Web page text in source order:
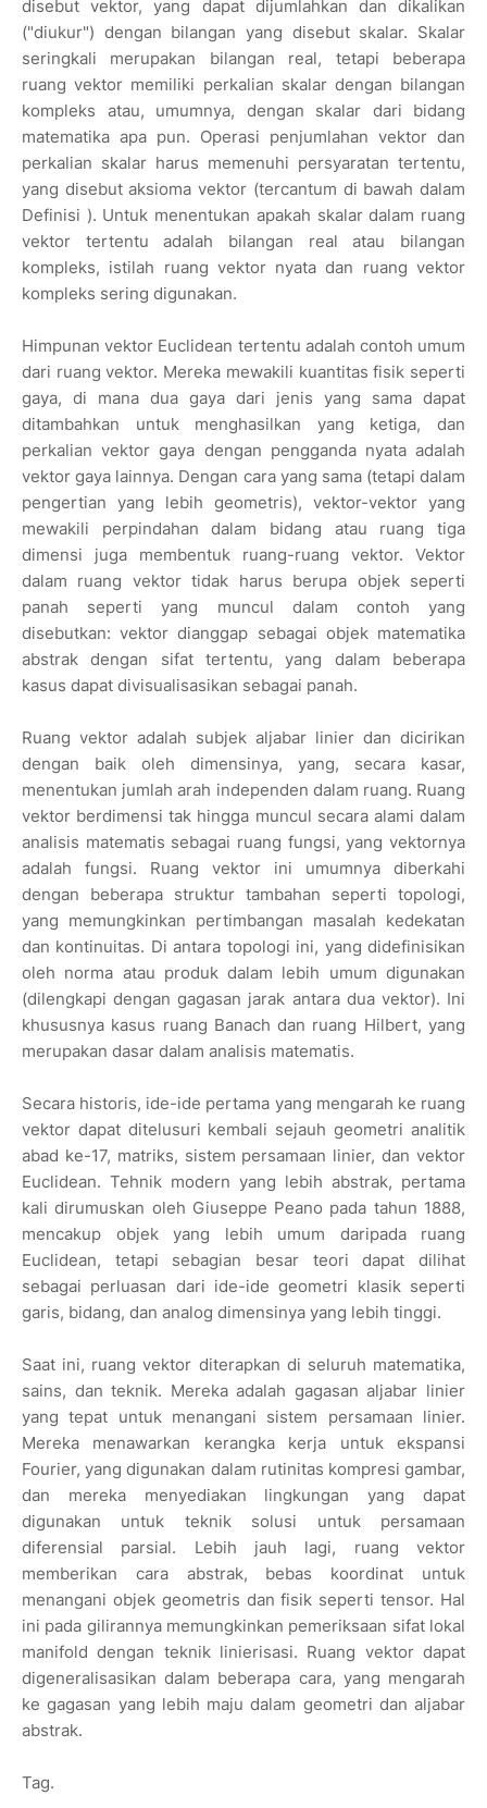
disebut vektor, yang dapat dijumlahkan dan dikalikan
("diukur") dengan bilangan yang disebut skalar. Skalar
seringkali merupakan bilangan real, tetapi beberapa
ruang vektor memiliki perkalian skalar dengan bilangan
kompleks atau, umumnya, dengan skalar dari bidang
matematika apa pun. Operasi penjumlahan vektor dan
perkalian skalar harus memenuhi persyaratan tertentu,
yang disebut aksioma vektor (tercantum di bawah dalam
Definisi ). Untuk menentukan apakah skalar dalam ruang
vektor tertentu adalah bilangan real atau bilangan
kompleks, istilah ruang vektor nyata dan ruang vektor
kompleks sering digunakan.
Himpunan vektor Euclidean tertentu adalah contoh umum
dari ruang vektor. Mereka mewakili kuantitas fisik seperti
gaya, di mana dua gaya dari jenis yang sama dapat
ditambahkan untuk menghasilkan yang ketiga, dan
perkalian vektor gaya dengan pengganda nyata adalah
vektor gaya lainnya. Dengan cara yang sama (tetapi dalam
pengertian yang lebih geometris), vektor-vektor yang
mewakili perpindahan dalam bidang atau ruang tiga
dimensi juga membentuk ruang-ruang vektor. Vektor
dalam ruang vektor tidak harus berupa objek seperti
panah seperti yang muncul dalam contoh yang
disebutkan: vektor dianggap sebagai objek matematika
abstrak dengan sifat tertentu, yang dalam beberapa
kasus dapat divisualisasikan sebagai panah.
Ruang vektor adalah subjek aljabar linier dan dicirikan
dengan baik oleh dimensinya, yang, secara kasar,
menentukan jumlah arah independen dalam ruang. Ruang
vektor berdimensi tak hingga muncul secara alami dalam
analisis matematis sebagai ruang fungsi, yang vektornya
adalah fungsi. Ruang vektor ini umumnya diberkahi
dengan beberapa struktur tambahan seperti topologi,
yang memungkinkan pertimbangan masalah kedekatan
dan kontinuitas. Di antara topologi ini, yang didefinisikan
oleh norma atau produk dalam lebih umum digunakan
(dilengkapi dengan gagasan jarak antara dua vektor). Ini
khususnya kasus ruang Banach dan ruang Hilbert, yang
merupakan dasar dalam analisis matematis.
Secara historis, ide-ide pertama yang mengarah ke ruang
vektor dapat ditelusuri kembali sejauh geometri analitik
abad ke-17, matriks, sistem persamaan linier, dan vektor
Euclidean. Tehnik modern yang lebih abstrak, pertama
kali dirumuskan oleh Giuseppe Peano pada tahun 1888,
mencakup objek yang lebih umum daripada ruang
Euclidean, tetapi sebagian besar teori dapat dilihat
sebagai perluasan dari ide-ide geometri klasik seperti
garis, bidang, dan analog dimensinya yang lebih tinggi.
Saat ini, ruang vektor diterapkan di seluruh matematika,
sains, dan teknik. Mereka adalah gagasan aljabar linier
yang tepat untuk menangani sistem persamaan linier.
Mereka menawarkan kerangka kerja untuk ekspansi
Fourier, yang digunakan dalam rutinitas kompresi gambar,
dan mereka menyediakan lingkungan yang dapat
digunakan untuk teknik solusi untuk persamaan
diferensial parsial. Lebih jauh lagi, ruang vektor
memberikan cara abstrak, bebas koordinat untuk
menangani objek geometris dan fisik seperti tensor. Hal
ini pada gilirannya memungkinkan pemeriksaan sifat lokal
manifold dengan teknik linierisasi. Ruang vektor dapat
digeneralisasikan dalam beberapa cara, yang mengarah
ke gagasan yang lebih maju dalam geometri dan aljabar
abstrak.
Tag.